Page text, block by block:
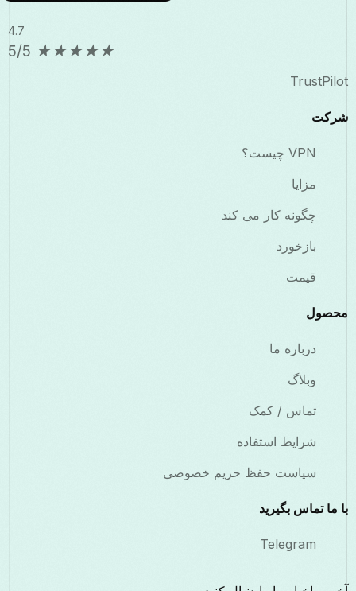
4.7
★
★
★
★
★
5/5
TrustPilot
شرکت
VPN چیست؟
مزایا
چگونه کار می کند
بازخورد
قیمت
محصول
درباره ما
وبلاگ
تماس / کمک
شرایط استفاده
سیاست حفظ حریم خصوصی
با ما تماس بگیرید
Telegram